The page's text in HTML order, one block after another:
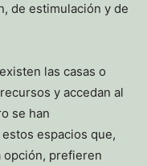
de estimulación y de
las casas o
y accedan al
se han
espacios que,
opción, prefieren